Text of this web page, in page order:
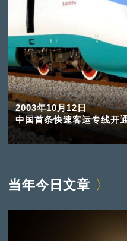
2003年10月12日
中国首条快速客运专线开
当年今日文章